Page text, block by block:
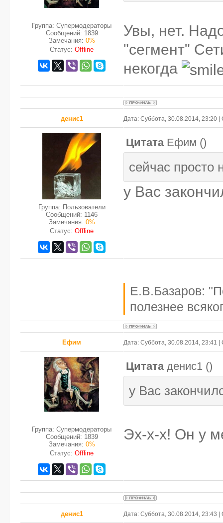
Группа: Супермодераторы
Сообщений: 1839
Замечания: 0%
Статус: Offline
Увы, нет.
"сегмент"
некогда
денис1 Дата: Суббота, 30.08.2014, 23:20
Группа: Пользователи
Сообщений: 1146
Замечания: 0%
Статус: Offline
Цитата Ефим ()
сейчас просто
у Вас
Е.В.Базаров:
полезнее
Ефим Дата: Суббота, 30.08.2014, 23:41
Группа: Супермодераторы
Сообщений: 1839
Замечания: 0%
Статус: Offline
Цитата денис1 ()
у Вас
Эх-х-х! Он у
денис1 Дата: Суббота, 30.08.2014, 23:43